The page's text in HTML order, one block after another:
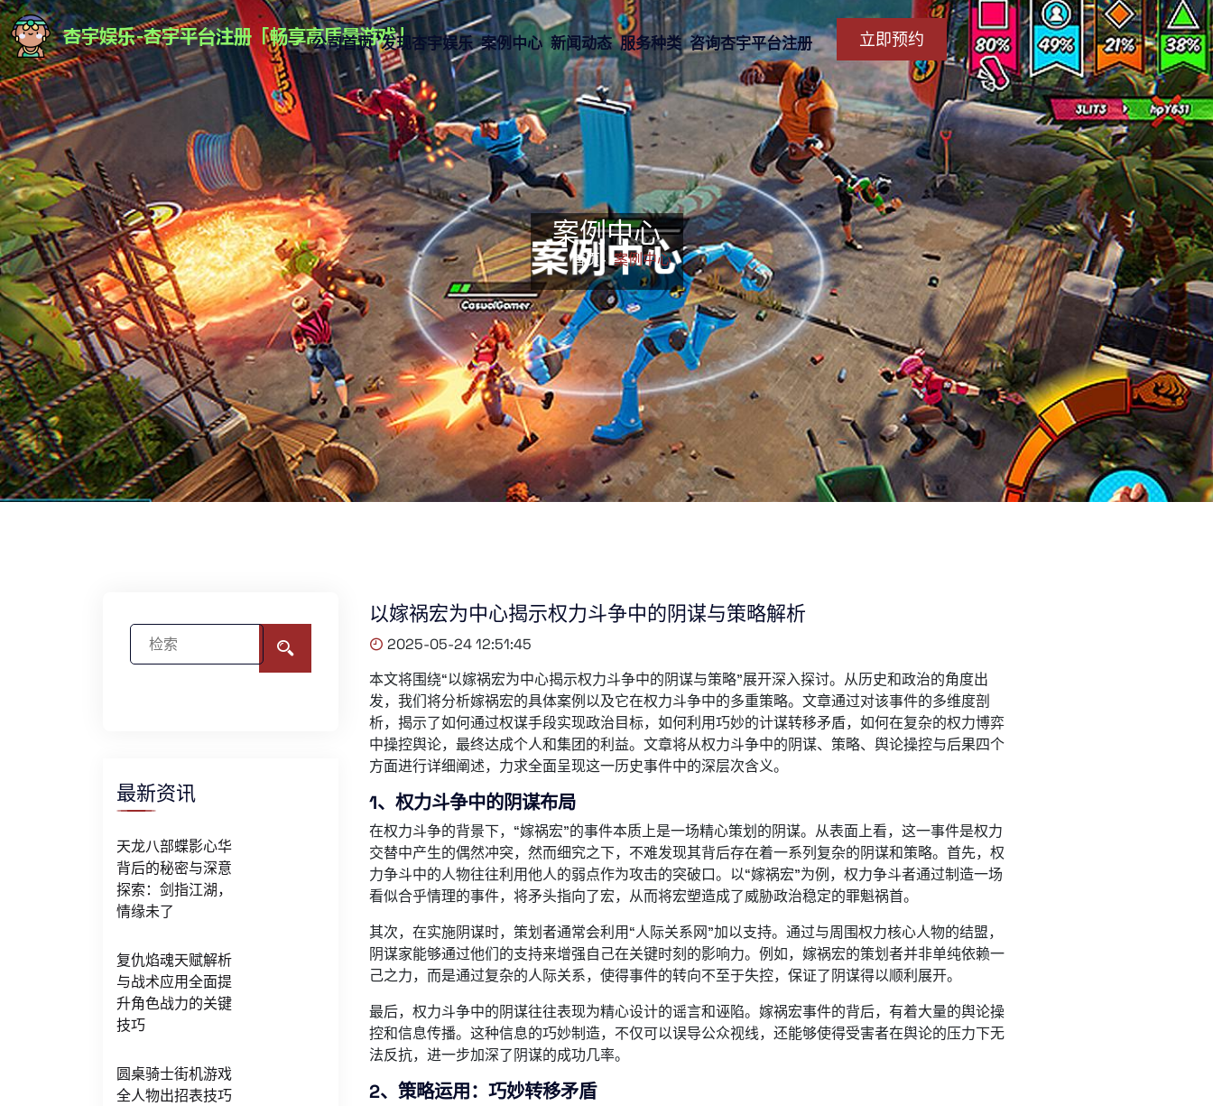
公司首页 发现杏宇娱乐 案例中心 新闻动态 服务种类 咨询杏宇平台注册 立即预约
案例中心
首页- 案例中心
最新资讯
天龙八部蝶影心华
背后的秘密与深意
探索：剑指江湖，
情缘未了
复仇焰魂天赋解析
与战术应用全面提
升角色战力的关键
技巧
圆桌骑士街机游戏
全人物出招表技巧
以嫁祸宏为中心揭示权力斗争中的阴谋与策略解析
2025-05-24 12:51:45
本文将围绕“以嫁祸宏为中心揭示权力斗争中的阴谋与策略”展开深入探讨。从历史和政治的角度出
发，我们将分析嫁祸宏的具体案例以及它在权力斗争中的多重策略。文章通过对该事件的多维度剖
析，揭示了如何通过权谋手段实现政治目标，如何利用巧妙的计谋转移矛盾，如何在复杂的权力博弈
中操控舆论，最终达成个人和集团的利益。文章将从权力斗争中的阴谋、策略、舆论操控与后果四个
方面进行详细阐述，力求全面呈现这一历史事件中的深层次含义。
1、权力斗争中的阴谋布局
在权力斗争的背景下，“嫁祸宏”的事件本质上是一场精心策划的阴谋。从表面上看，这一事件是权力
交替中产生的偶然冲突，然而细究之下，不难发现其背后存在着一系列复杂的阴谋和策略。首先，权
力争斗中的人物往往利用他人的弱点作为攻击的突破口。以“嫁祸宏”为例，权力争斗者通过制造一场
看似合乎情理的事件，将矛头指向了宏，从而将宏塑造成了威胁政治稳定的罪魁祸首。
其次，在实施阴谋时，策划者通常会利用“人际关系网”加以支持。通过与周围权力核心人物的结盟，
阴谋家能够通过他们的支持来增强自己在关键时刻的影响力。例如，嫁祸宏的策划者并非单纯依赖一
己之力，而是通过复杂的人际关系，使得事件的转向不至于失控，保证了阴谋得以顺利展开。
最后，权力斗争中的阴谋往往表现为精心设计的谣言和诬陷。嫁祸宏事件的背后，有着大量的舆论操
控和信息传播。这种信息的巧妙制造，不仅可以误导公众视线，还能够使得受害者在舆论的压力下无
法反抗，进一步加深了阴谋的成功几率。
2、策略运用：巧妙转移矛盾